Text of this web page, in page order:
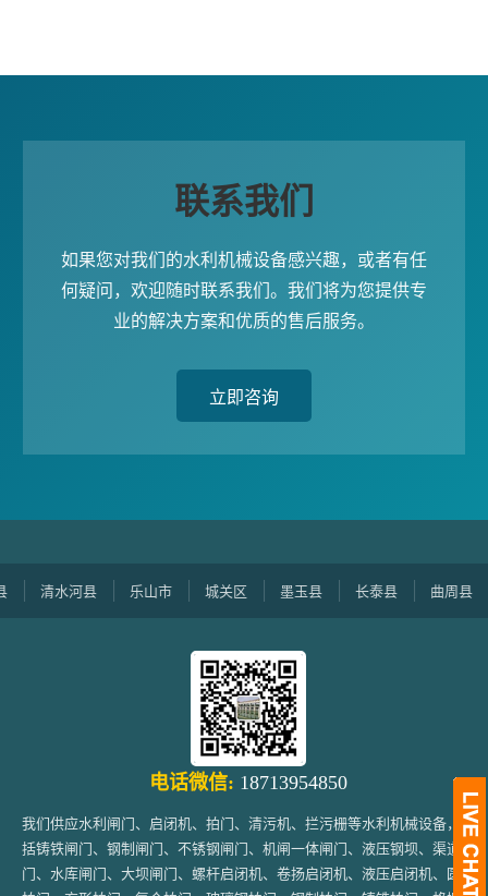
联系我们
如果您对我们的水利机械设备感兴趣，或者有任
何疑问，欢迎随时联系我们。我们将为您提供专
业的解决方案和优质的售后服务。
立即咨询
清水河县 乐山市 城关区 墨玉县 长泰县 曲周县
电话微信: 18713954850
我们供应水利闸门、启闭机、拍门、清污机、拦污栅等水利机械设备，包
括铸铁闸门、钢制闸门、不锈钢闸门、机闸一体闸门、液压钢坝、渠道闸
门、水库闸门、大坝闸门、螺杆启闭机、卷扬启闭机、液压启闭机、圆形